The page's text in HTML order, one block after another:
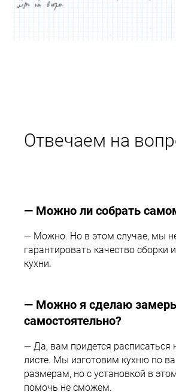
Отвечаем на
— Можно ли собрать
— Можно. Но в этом случае, мы
гарантировать качество сборки
кухни.
— Можно я сделаю
самостоятельно?
— Да, вам придется расписаться
листе. Мы изготовим кухню по
размерам, но с установкой в
помочь не сможем.